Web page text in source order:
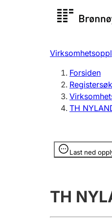
Registersøk
Registrere,
Forsiden
Registersøk
TH
Last ned
Opplysninger
TH